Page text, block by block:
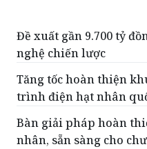
Đề xuất gần 9.700 tỷ
nghệ chiến lược
Tăng tốc hoàn thiện
trình điện hạt nhân
Bàn giải pháp hoàn
nhân, sẵn sàng cho